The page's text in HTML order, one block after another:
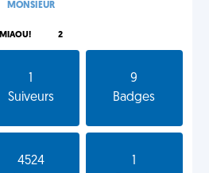
MONSIEUR
MIAOU! 2
Suiveurs
9
Badges
4524